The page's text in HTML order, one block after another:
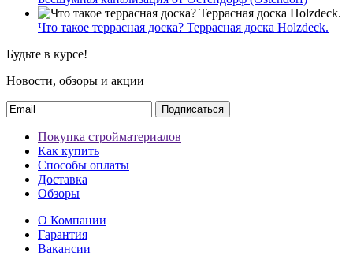
Что такое террасная доска? Террасная доска Holzdeck.
Будьте в курсе!
Новости, обзоры и акции
Подписаться
Покупка стройматериалов
Как купить
Способы оплаты
Доставка
Обзоры
О Компании
Гарантия
Вакансии